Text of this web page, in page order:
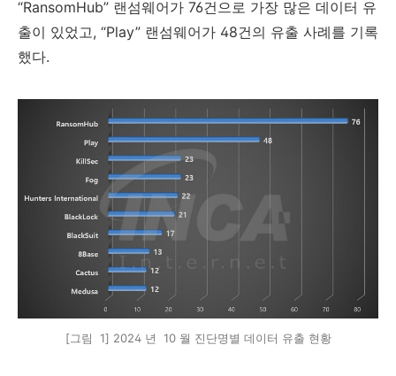
“RansomHub” 랜섬웨어가 76건으로 가장 많은 데이터 유
출이 있었고, “Play” 랜섬웨어가 48건의 유출 사례를 기록
했다.
[그림 1] 2024 년 10 월 진단명별 데이터 유출 현황